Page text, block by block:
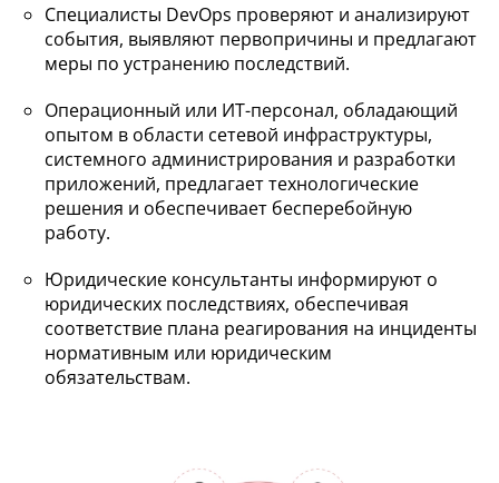
Специалисты DevOps проверяют и анализируют
события, выявляют первопричины и предлагают
меры по устранению последствий.
Операционный или ИТ-персонал, обладающий
опытом в области сетевой инфраструктуры,
системного администрирования и разработки
приложений, предлагает технологические
решения и обеспечивает бесперебойную
работу.
Юридические консультанты информируют о
юридических последствиях, обеспечивая
соответствие плана реагирования на инциденты
нормативным или юридическим
обязательствам.